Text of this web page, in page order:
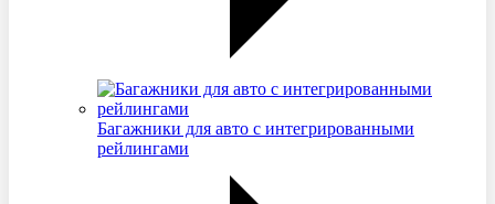
Багажники для авто с интегрированными
рейлингами